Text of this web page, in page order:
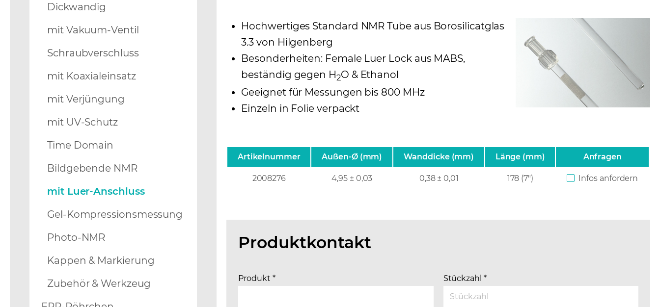
Hochwertiges Standard NMR Tube aus Borosilicatglas
3.3 von Hilgenberg
Besonderheiten: Female Luer Lock aus MABS,
beständig gegen H2O & Ethanol
Geeignet für Messungen bis 800 MHz
Einzeln in Folie verpackt
Artikelnummer Außen-Ø (mm) Wanddicke (mm) Länge (mm) Anfragen
2008276 4,95 ± 0,03 0,38 ± 0,01 178 (7") Infos anfordern
Produktkontakt
Produkt * Stückzahl *
Dickwandig
mit Vakuum-Ventil
Schraubverschluss
mit Koaxialeinsatz
mit Verjüngung
mit UV-Schutz
Time Domain
Bildgebende NMR
mit Luer-Anschluss
Gel-Kompressionsmessung
Photo-NMR
Kappen & Markierung
Zubehör & Werkzeug